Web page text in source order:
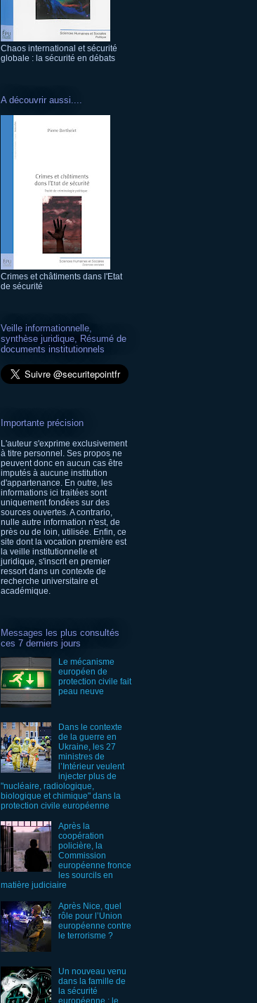
Chaos international et sécurité
globale : la sécurité en débats
A découvrir aussi....
Crimes et châtiments dans l'Etat
de sécurité
Veille informationnelle,
synthèse juridique, Résumé de
documents institutionnels
Importante précision
L'auteur s'exprime exclusivement
à titre personnel. Ses propos ne
peuvent donc en aucun cas être
imputés à aucune institution
d'appartenance. En outre, les
informations ici traitées sont
uniquement fondées sur des
sources ouvertes. A contrario,
nulle autre information n'est, de
près ou de loin, utilisée. Enfin, ce
site dont la vocation première est
la veille institutionnelle et
juridique, s'inscrit en premier
ressort dans un contexte de
recherche universitaire et
académique.
Messages les plus consultés
ces 7 derniers jours
Le mécanisme
européen de
protection civile fait
peau neuve
Dans le contexte
de la guerre en
Ukraine, les 27
ministres de
l’Intérieur veulent
injecter plus de
"nucléaire, radiologique,
biologique et chimique" dans la
protection civile européenne
Après la
coopération
policière, la
Commission
européenne fronce
les sourcils en
matière judiciaire
Après Nice, quel
rôle pour l’Union
européenne contre
le terrorisme ?
Un nouveau venu
dans la famille de
la sécurité
européenne : le